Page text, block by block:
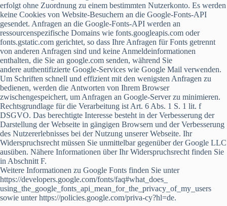
erfolgt ohne Zuordnung zu einem bestimmten Nutzerkonto. Es werden
keine Cookies von Website-Besuchern an die Google-Fonts-API
gesendet. Anfragen an die Google-Fonts-API werden an
ressourcenspezifische Domains wie fonts.googleapis.com oder
fonts.gstatic.com gerichtet, so dass Ihre Anfragen für Fonts getrennt
von anderen Anfragen sind und keine Anmeldeinformationen
enthalten, die Sie an google.com senden, während Sie
andere authentifizierte Google-Services wie Google Mail verwenden.
Um Schriften schnell und effizient mit den wenigsten Anfragen zu
bedienen, werden die Antworten von Ihrem Browser
zwischengespeichert, um Anfragen an Google-Server zu minimieren.
Rechtsgrundlage für die Verarbeitung ist Art. 6 Abs. 1 S. 1 lit. f
DSGVO. Das berechtigte Interesse besteht in der Verbesserung der
Darstellung der Webseite in gängigen Browsern und der Verbesserung
des Nutzererlebnisses bei der Nutzung unserer Webseite. Ihr
Widerspruchsrecht müssen Sie unmittelbar gegenüber der Google LLC
ausüben. Nähere Informationen über Ihr Widerspruchsrecht finden Sie
in Abschnitt F.
Weitere Informationen zu Google Fonts finden Sie unter
https://developers.google.com/fonts/faq#what_does_
using_the_google_fonts_api_mean_for_the_privacy_of_my_users
sowie unter https://policies.google.com/priva-cy?hl=de.